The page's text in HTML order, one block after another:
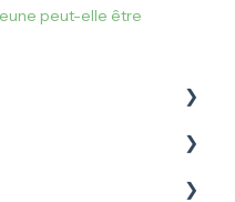
peut-elle être
?